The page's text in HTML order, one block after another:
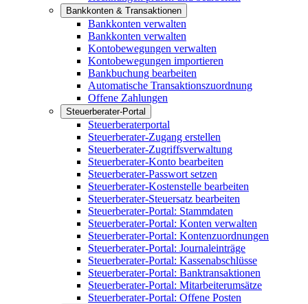
Bankkonten & Transaktionen
Bankkonten verwalten
Bankkonten verwalten
Kontobewegungen verwalten
Kontobewegungen importieren
Bankbuchung bearbeiten
Automatische Transaktionszuordnung
Offene Zahlungen
Steuerberater-Portal
Steuerberaterportal
Steuerberater-Zugang erstellen
Steuerberater-Zugriffsverwaltung
Steuerberater-Konto bearbeiten
Steuerberater-Passwort setzen
Steuerberater-Kostenstelle bearbeiten
Steuerberater-Steuersatz bearbeiten
Steuerberater-Portal: Stammdaten
Steuerberater-Portal: Konten verwalten
Steuerberater-Portal: Kontenzuordnungen
Steuerberater-Portal: Journaleinträge
Steuerberater-Portal: Kassenabschlüsse
Steuerberater-Portal: Banktransaktionen
Steuerberater-Portal: Mitarbeiterumsätze
Steuerberater-Portal: Offene Posten